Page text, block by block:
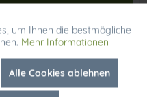
ca. 1-2 Werktage
Aktiv
Inaktiv
um Ihnen die bestmögliche
Mehr Informationen
Alle Cookies ablehnen